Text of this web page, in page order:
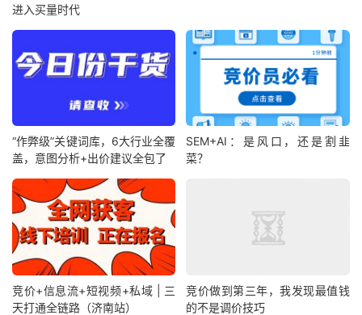
进入买量时代
“作弊级”关键词库，6大行业全覆
盖，意图分析+出价建议全包了
SEM+AI：是风口，还是割韭
菜？
竞价+信息流+短视频+私域 | 三
天打通全链路（济南站）
竞价做到第三年，我发现最值钱
的不是调价技巧